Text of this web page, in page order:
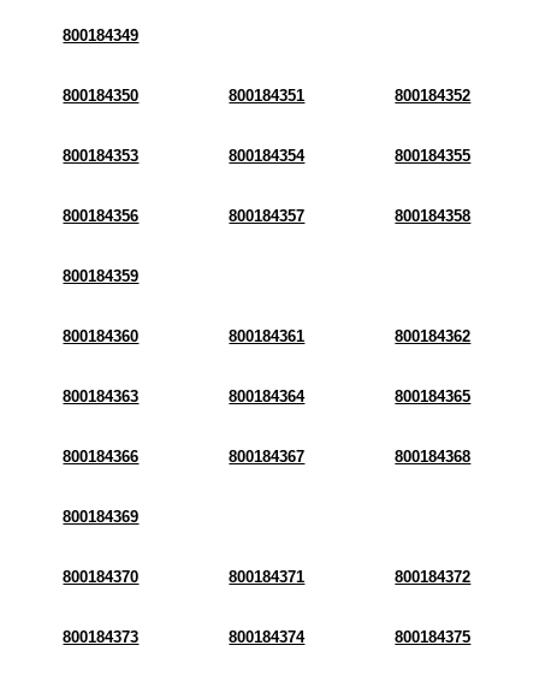
800184349
800184350 800184351 800184352
800184353 800184354 800184355
800184356 800184357 800184358
800184359
800184360 800184361 800184362
800184363 800184364 800184365
800184366 800184367 800184368
800184369
800184370 800184371 800184372
800184373 800184374 800184375